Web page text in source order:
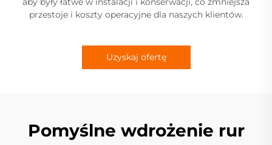
przestoje i koszty operacyjne dla naszych klientów.
Uzyskaj ofertę
Pomyślne wdrożenie rur